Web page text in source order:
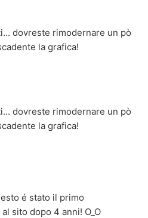
dovreste rimodernare un pò
la grafica!
dovreste rimodernare un pò
la grafica!
é stato il primo
sito dopo 4 anni! O_O